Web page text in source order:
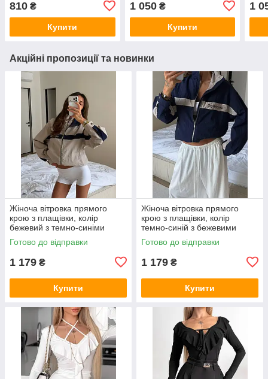
810 ₴
Купити
1 050₴
Купити
1
Акційні пропозиції та новинки
Жіноча вітровка прямого
крою з плащівки, колір
бежевий з темно-синіми
вставками 42-46
Готово до відправки
1 179 ₴
Купити
Жіноча вітровка прямого
крою з плащівки, колір
темно-синій з бежевими
вставками 42-46
Готово до відправки
1 179 ₴
Купити